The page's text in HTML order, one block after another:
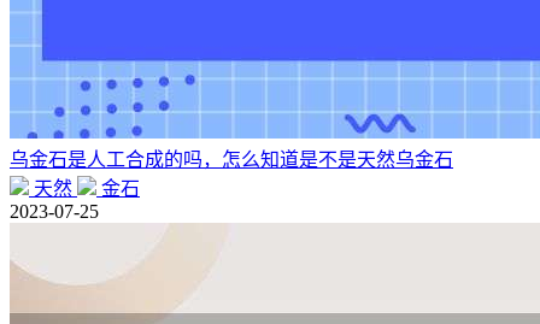
乌金石是人工合成的吗，怎么知道是不是天然乌金石
天然
金石
2023-07-25